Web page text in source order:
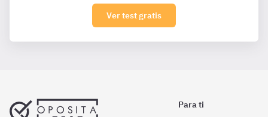
Ver test gratis
Para ti